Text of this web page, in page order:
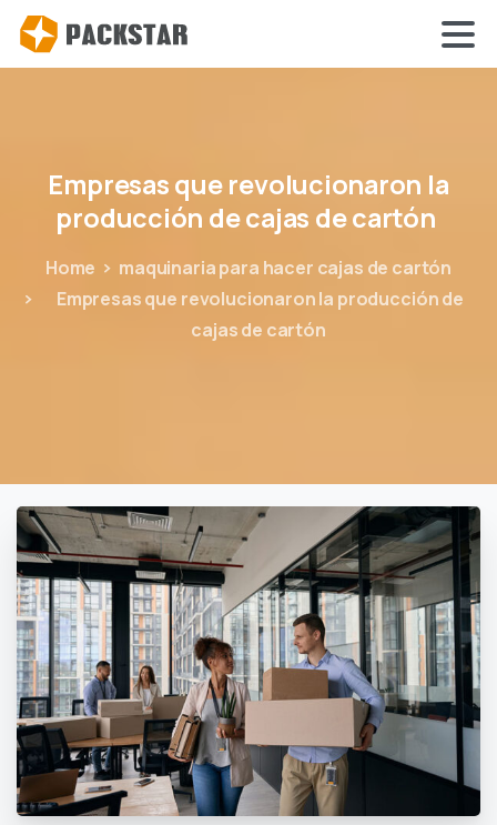
Empresasquerevolucionaron la
producción decajas decartón
Home
maquinaria para hacer cajas de cartón
Empresas que revolucionaron la producción de
cajas de cartón